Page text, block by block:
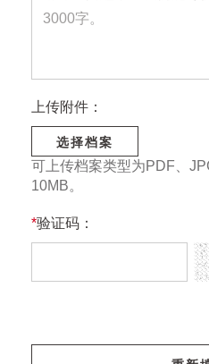
上传附件：
选择档案
可上传档案类型为PDF、
10MB。
*验证码：